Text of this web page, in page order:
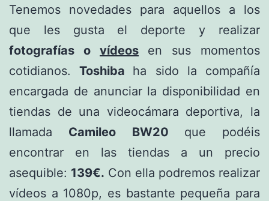
Tenemos novedades para aquellos a los
que les gusta el deporte y realizar
fotografías o vídeos
en sus momentos
cotidianos.Toshiba ha sido la compañía
encargada de anunciar la disponibilidad en
tiendas de una videocámara deportiva, la
llamada Camileo BW20 que podéis
encontrar en las tiendas a un precio
asequible: 139€. Con ella podremos realizar
vídeos a 1080p, es bastante pequeña para